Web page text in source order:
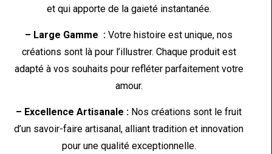
et qui apporte de la gaieté instantanée.
– Large Gamme : Votre histoire est unique, nos
créations sont là pour l’illustrer. Chaque produit est
adapté à vos souhaits pour refléter parfaitement votre
amour.
– Excellence Artisanale : Nos créations sont le fruit
d’un savoir-faire artisanal, alliant tradition et innovation
pour une qualité exceptionnelle.